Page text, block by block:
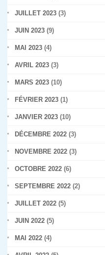
JUILLET 2023 (3)
JUIN 2023 (9)
MAI 2023 (4)
AVRIL 2023 (3)
MARS 2023 (10)
FÉVRIER 2023 (1)
JANVIER 2023 (10)
DÉCEMBRE 2022 (3)
NOVEMBRE 2022 (3)
OCTOBRE 2022 (6)
SEPTEMBRE 2022 (2)
JUILLET 2022 (5)
JUIN 2022 (5)
MAI 2022 (4)